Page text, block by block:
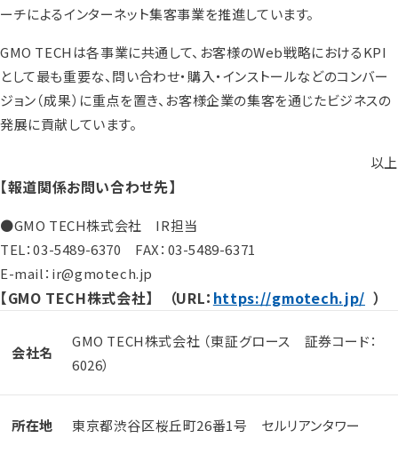
ーチによるインターネット集客事業を推進しています。
GMO TECHは各事業に共通して、お客様のWeb戦略におけるKPI
として最も重要な、問い合わせ・購入・インストールなどのコンバー
ジョン（成果）に重点を置き、お客様企業の集客を通じたビジネスの
発展に貢献しています。
以上
【報道関係お問い合わせ先】
●GMO TECH株式会社 IR担当
TEL：03-5489-6370 FAX：03-5489-6371
E-mail：ir@gmotech.jp
【GMO TECH株式会社】 （URL： https://gmotech.jp/ ）
会社名
GMO TECH株式会社 （東証グロース 証券コード：
6026）
所在地 東京都渋谷区桜丘町26番1号 セルリアンタワー